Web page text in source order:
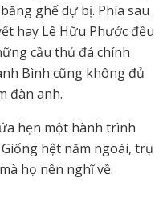
ghế dự bị. Phía sau
hay Lê Hữu Phước đều
cầu thủ đá chính
Bình cũng không đủ
đàn anh.
hẹn một hành trình
hệt năm ngoái, trụ
họ nên nghĩ về.